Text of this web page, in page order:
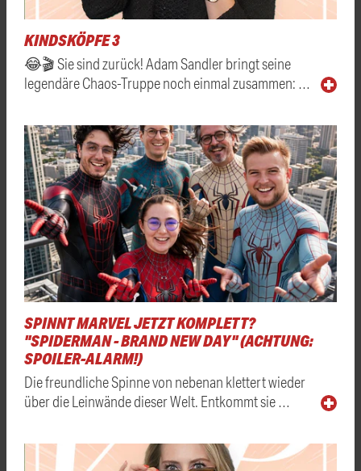
KINDSKÖPFE 3
😂🎬 Sie sind zurück! Adam Sandler bringt seine
legendäre Chaos-Truppe noch einmal zusammen: …
SPINNT MARVEL JETZT KOMPLETT?
"SPIDERMAN - BRAND NEW DAY" (ACHTUNG:
SPOILER-ALARM!)
Die freundliche Spinne von nebenan klettert wieder
über die Leinwände dieser Welt. Entkommt sie …